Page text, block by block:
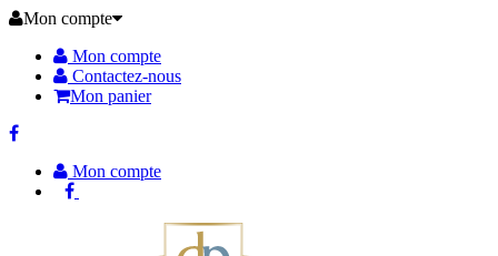
Mon compte
Mon compte
Contactez-nous
Mon panier
Mon compte